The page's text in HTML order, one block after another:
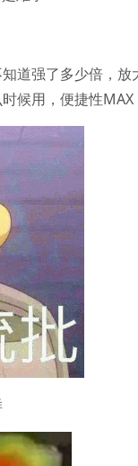
道强了多少倍，
候用，便捷性MAX